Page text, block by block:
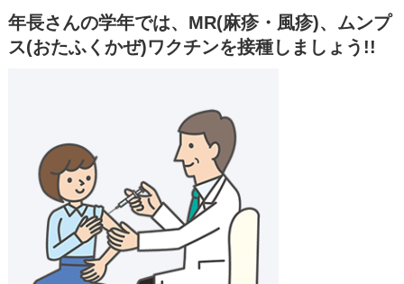
年長さんの学年では、MR(麻疹・風疹)、ムンプ
ス(おたふくかぜ)ワクチンを接種しましょう!!